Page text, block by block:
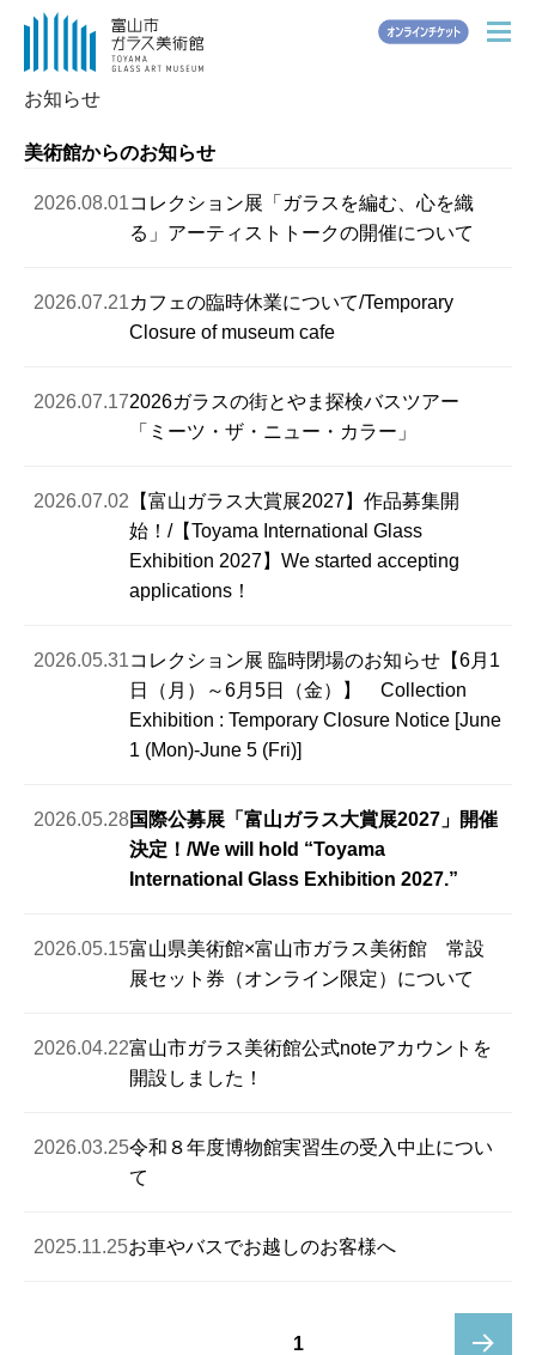
JA
ホーム
お知らせ
常設展
ご利用案内
施設紹介
ギャラリーの利用について
建築コンセプト
施設概要
イベント
お知らせ
美術館からのお知らせ
2026.08.01コレクション展「ガラスを編む、心を織
る」アーティストトークの開催について
2026.07.21カフェの臨時休業について/Temporary
Closure of museum cafe
2026.07.172026ガラスの街とやま探検バスツアー
「ミーツ・ザ・ニュー・カラー」
2026.07.02 【富山ガラス大賞展2027】作品募集開
始！/【Toyama International Glass
Exhibition 2027】We started accepting
applications！
2026.05.31コレクション展 臨時閉場のお知らせ【6月1
日（月）～6月5日（金）】 Collection
Exhibition : Temporary Closure Notice [June
1 (Mon)-June 5 (Fri)]
2026.05.28国際公募展「富山ガラス大賞展2027」開催
決定！/We will hold “Toyama
International Glass Exhibition 2027.”
2026.05.15富山県美術館×富山市ガラス美術館 常設
展セット券（オンライン限定）について
2026.04.22富山市ガラス美術館公式noteアカウントを
開設しました！
2026.03.25令和８年度博物館実習生の受入中止につい
て
2025.11.25お車やバスでお越しのお客様へ
1